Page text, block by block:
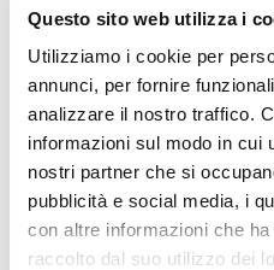
Questo sito web utilizza i
Utilizziamo i cookie per
annunci, per fornire
analizzare il nostro traffico.
informazioni sul modo in cui
nostri partner che si
pubblicità e social media, i
con altre informazioni che
raccolto dal suo utilizzo dei
PORTO
Ripartire da zero, puntando sui giovani
territorio e su un forte senso di
questa la missione di Alessandro
direttore sportivo del Porto
campionato di Promo... leggi
20/07/2026
PIANE MG. Altri due